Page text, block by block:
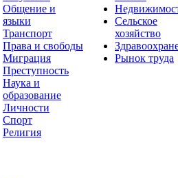
Общение и
языки
Транспорт
Права и свободы
Миграция
Преступность
Наука и
образование
Личности
Спорт
Религия
Сельское
хозяйство
Рынок труда